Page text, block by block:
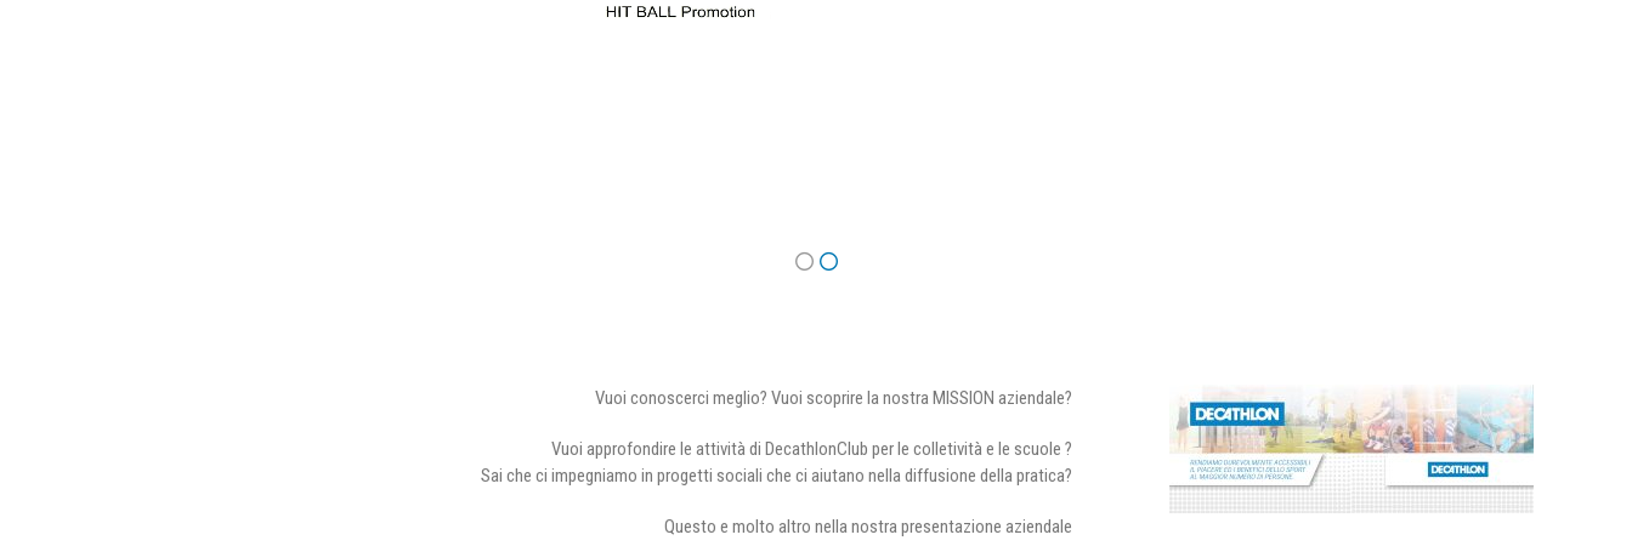
Vuoi conoscerci meglio? Vuoi scoprire la nostra MISSION aziendale?
Vuoi approfondire le attività di DecathlonClub per le colletività e le scuole ?
Sai che ci impegniamo in progetti sociali che ci aiutano nella diffusione della pratica?
Questo e molto altro nella nostra presentazione aziendale